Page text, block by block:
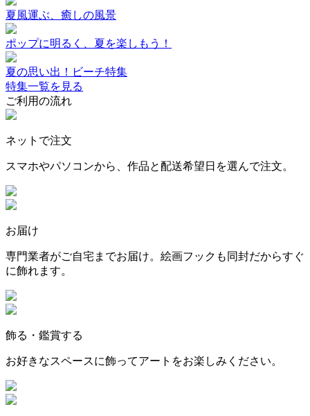
夏風運ぶ、癒しの風景
ポップに明るく、夏を楽しもう！
夏の思い出！ビーチ特集
特集一覧を見る
ご利用の流れ
ネットで注文
スマホやパソコンから、作品と配送希望日を選んで注文。
お届け
専門業者がご自宅までお届け。絵画フックも同封だからすぐ
に飾れます。
飾る・鑑賞する
お好きなスペースに飾ってアートをお楽しみください。